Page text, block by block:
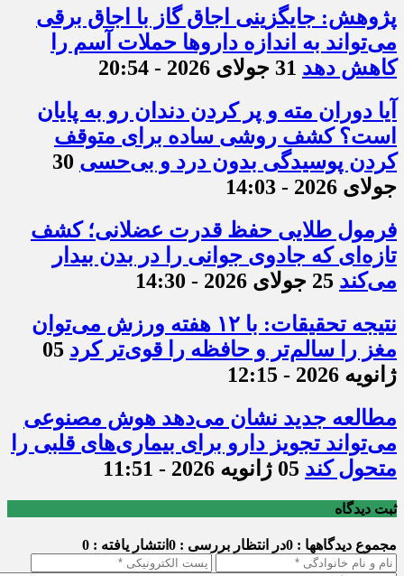
پژوهش: جایگزینی اجاق گاز با اجاق برقی
می‌تواند به اندازه داروها حملات آسم را
کاهش دهد 31 جولای 2026 - 20:54
آیا دوران مته و پر کردن دندان رو به پایان
است؟ کشف روشی ساده برای متوقف
کردن پوسیدگی بدون درد و بی‌حسی 30
جولای 2026 - 14:03
فرمول طلایی حفظ قدرت عضلانی؛ کشف
تازه‌ای که جادوی جوانی را در بدن بیدار
می‌کند 25 جولای 2026 - 14:30
نتیجه تحقیقات: با ۱۲ هفته ورزش می‌توان
مغز را سالم‌تر و حافظه را قوی‌تر کرد 05
ژانویه 2026 - 12:15
مطالعه جدید نشان می‌دهد هوش مصنوعی
می‌تواند تجویز دارو برای بیماری‌های قلبی را
متحول کند 05 ژانویه 2026 - 11:51
ثبت دیدگاه
مجموع دیدگاهها : 0 در انتظار بررسی : 0 انتشار یافته : 0